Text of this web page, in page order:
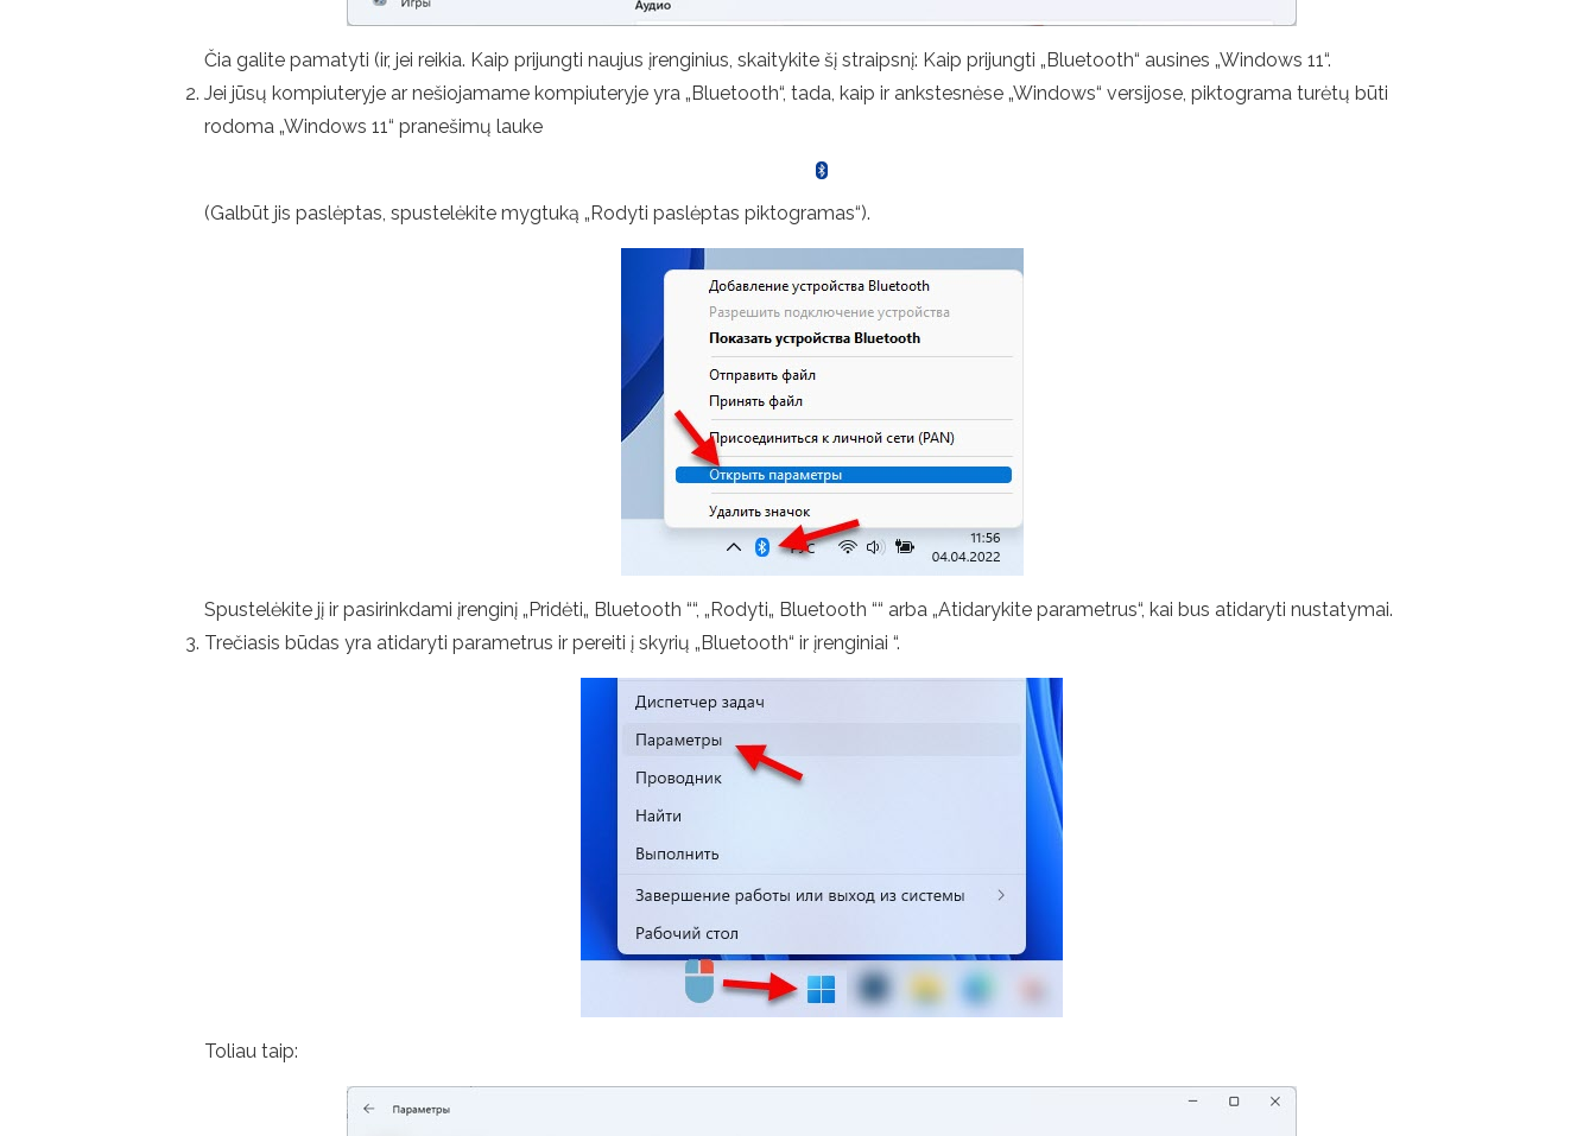
Čia galite pamatyti (ir, jei reikia. Kaip prijungti naujus įrenginius, skaitykite šį straipsnį: Kaip prijungti „Bluetooth“ ausines „Windows 11“.
Jei jūsų kompiuteryje ar nešiojamame kompiuteryje yra „Bluetooth“, tada, kaip ir ankstesnėse „Windows“ versijose, piktograma turėtų būti
rodoma „Windows 11“ pranešimų lauke
(Galbūt jis paslėptas, spustelėkite mygtuką „Rodyti paslėptas piktogramas“).
Spustelėkite jį ir pasirinkdami įrenginį „Pridėti„ Bluetooth ““, „Rodyti„ Bluetooth ““ arba „Atidarykite parametrus“, kai bus atidaryti nustatymai.
Trečiasis būdas yra atidaryti parametrus ir pereiti į skyrių „Bluetooth“ ir įrenginiai “.
Toliau taip: